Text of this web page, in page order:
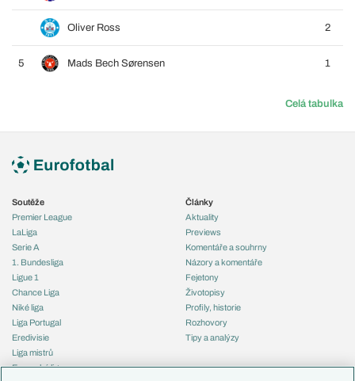
Oliver Ross 2
5 Mads Bech Sørensen 1
Celá tabulka
Soutěže
Premier League
LaLiga
Serie A
1. Bundesliga
Ligue 1
Chance Liga
Niké liga
Liga Portugal
Eredivisie
Liga mistrů
Evropská liga
Články
Aktuality
Previews
Komentáře a souhrny
Názory a komentáře
Fejetony
Životopisy
Profily, historie
Rozhovory
Tipy a analýzy